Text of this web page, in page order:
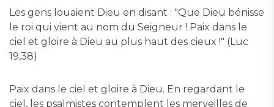
Les gens louaient Dieu en disant : "Que Dieu bénisse
le roi qui vient au nom du Seigneur ! Paix dans le
ciel et gloire à Dieu au plus haut des cieux !" (Luc
19,38)
Paix dans le ciel et gloire à Dieu. En regardant le
ciel, les psalmistes contemplent les merveilles de